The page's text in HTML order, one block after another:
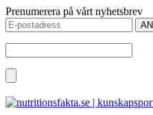
Prenumerera på vårt nyhetsbrev